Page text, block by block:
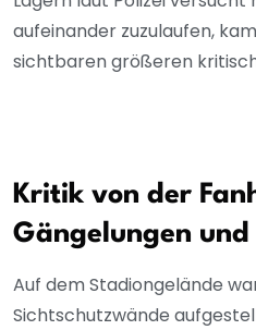
aufeinander zuzulaufen,
sichtbaren größeren
Kritik von der
Gängelungen
Auf dem Stadiongelände
Sichtschutzwände